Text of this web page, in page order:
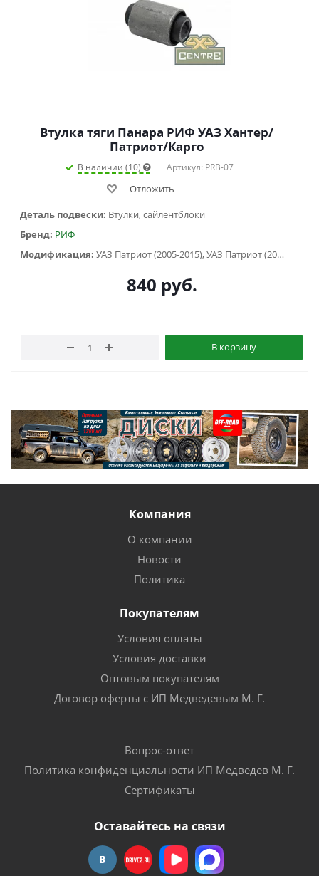
Втулка тяги Панара РИФ УАЗ Хантер/
Патриот/Карго
В наличии (10) Артикул: PRB-07
Отложить
Деталь подвески: Втулки, сайлентблоки
Бренд: РИФ
Модификация:
УАЗ Патриот (2005-2015), УАЗ Патриот (2015-2018), УАЗ Патриот пикап (2008-...), УАЗ Профи, УАЗ Симбир (2000-2005), УАЗ Хантер (2003-...)
840 руб.
В корзину
Компания
О компании
Новости
Политика
Покупателям
Условия оплаты
Условия доставки
Оптовым покупателям
Договор оферты с ИП Медведевым М. Г.
Вопрос-ответ
Политика конфиденциальности ИП Медведев М. Г.
Сертификаты
Оставайтесь на связи